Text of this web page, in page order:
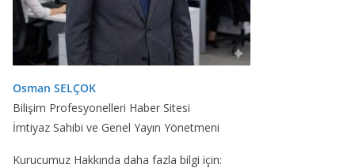
Osman SELÇOK
Bilişim Profesyonelleri Haber Sitesi
İmtiyaz Sahibi ve Genel Yayın Yönetmeni
Kurucumuz Hakkında daha fazla bilgi için: